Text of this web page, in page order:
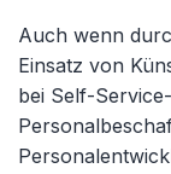
Auch wenn
Einsatz von
bei Self-